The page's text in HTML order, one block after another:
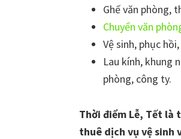
Ghế văn phòng,
Chuyển văn
Vệ sinh, phục
Lau kính, khung
phòng, công ty.
Thời điểm Lễ, Tết là
thuê dịch vụ vệ sinh